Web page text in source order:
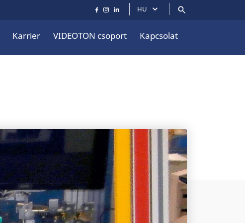
HU
Karrier VIDEOTON csoport Kapcsolat